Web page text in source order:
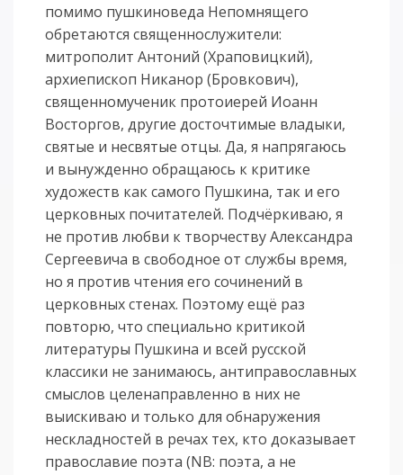
помимо пушкиноведа Непомнящего
обретаются священнослужители:
митрополит Антоний (Храповицкий),
архиепископ Никанор (Бровкович),
священномученик протоиерей Иоанн
Восторгов, другие досточтимые владыки,
святые и несвятые отцы. Да, я напрягаюсь
и вынужденно обращаюсь к критике
художеств как самого Пушкина, так и его
церковных почитателей. Подчёркиваю, я
не против любви к творчеству Александра
Сергеевича в свободное от службы время,
но я против чтения его сочинений в
церковных стенах. Поэтому ещё раз
повторю, что специально критикой
литературы Пушкина и всей русской
классики не занимаюсь, антиправославных
смыслов целенаправленно в них не
выискиваю и только для обнаружения
нескладностей в речах тех, кто доказывает
православие поэта (NB: поэта, а не